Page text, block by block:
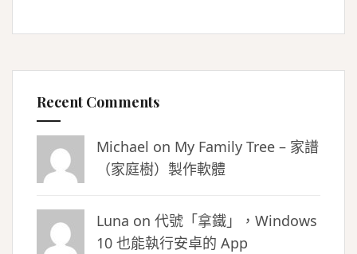
Recent Comments
Michael on My Family Tree – 家譜
（家庭樹）製作軟體
Luna on 代號「拿鐵」，Windows
10 也能執行安卓的 App